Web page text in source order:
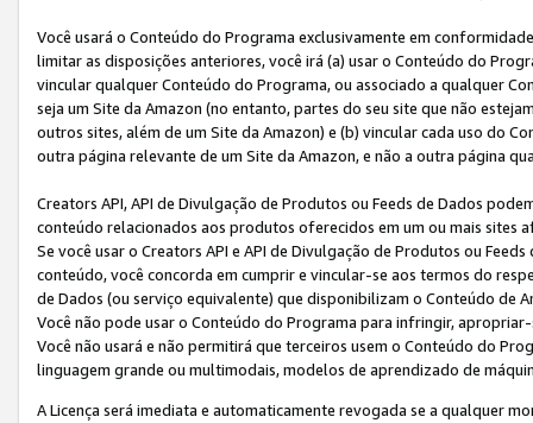
Você usará o Conteúdo do Programa exclusivamente em
limitar as disposições anteriores, você irá (a) usar o Conteúdo do
vincular qualquer Conteúdo do Programa, ou associado a qualquer
seja um Site da Amazon (no entanto, partes do seu site que não
outros sites, além de um Site da Amazon) e (b) vincular cada uso do
outra página relevante de um Site da Amazon, e não a outra página
Creators API, API de Divulgação de Produtos ou Feeds de Dados
conteúdo relacionados aos produtos oferecidos em um ou mais sites
Se você usar o Creators API e API de Divulgação de Produtos ou
conteúdo, você concorda em cumprir e vincular-se aos termos do
de Dados (ou serviço equivalente) que disponibilizam o Conteúdo de
Você não pode usar o Conteúdo do Programa para infringir,
Você não usará e não permitirá que terceiros usem o Conteúdo do
linguagem grande ou multimodais, modelos de aprendizado de
A Licença será imediata e automaticamente revogada se a qualquer